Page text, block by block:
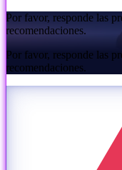
Por favor, responde las
recomendaciones.
Por favor, responde las
recomendaciones.